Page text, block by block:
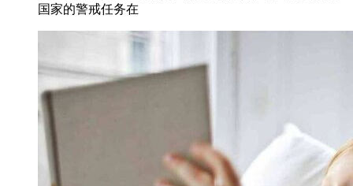
国家的警戒任务在